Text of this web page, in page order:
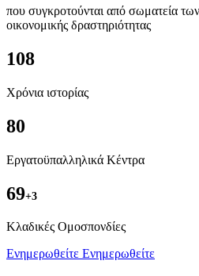
που συγκροτούνται από σωματεία
οικονομικής δραστηριότητας
108
Χρόνια ιστορίας
80
Εργατοϋπαλληλικά Κέντρα
69+3
Kλαδικές Ομοσπονδίες
Ενημερωθείτε Ενημερωθείτε